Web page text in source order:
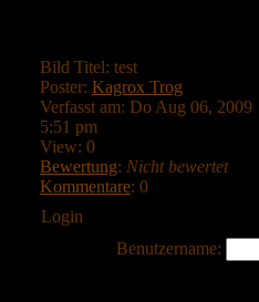
Bild Titel: test
Poster: Kagrox Trog
Verfasst am: Do Aug 06, 2009
5:51 pm
View: 0
Bewertung: Nicht bewertet
Kommentare: 0
Login
Benutzername: